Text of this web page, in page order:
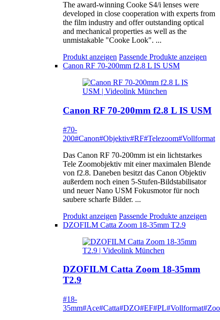
The award-winning Cooke S4/i lenses were
developed in close cooperation with experts from
the film industry and offer outstanding optical
and mechanical properties as well as the
unmistakable "Cooke Look". ...
Produkt anzeigen Passende Produkte anzeigen
Canon RF 70-200mm f2.8 L IS USM
Canon RF 70-200mm f2.8 L IS USM
#70-
200#Canon#Objektiv#RF#Telezoom#Vollformat
Das Canon RF 70-200mm ist ein lichtstarkes
Tele Zoomobjektiv mit einer maximalen Blende
von f2.8. Daneben besitzt das Canon Objektiv
außerdem noch einen 5-Stufen-Bildstabilisator
und neuer Nano USM Fokusmotor für noch
saubere scharfe Bilder. ...
Produkt anzeigen Passende Produkte anzeigen
DZOFILM Catta Zoom 18-35mm T2.9
DZOFILM Catta Zoom 18-35mm
T2.9
#18-
35mm#Ace#Catta#DZO#EF#PL#Vollformat